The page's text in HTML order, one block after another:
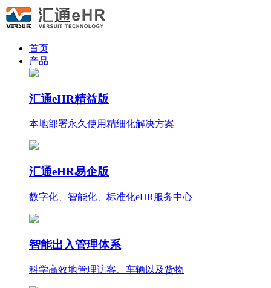
首页
产品
汇通eHR精益版
本地部署永久使用精细化解决方案
汇通eHR易企版
数字化、智能化、标准化eHR服务中心
智能出入管理体系
科学高效地管理访客、车辆以及货物